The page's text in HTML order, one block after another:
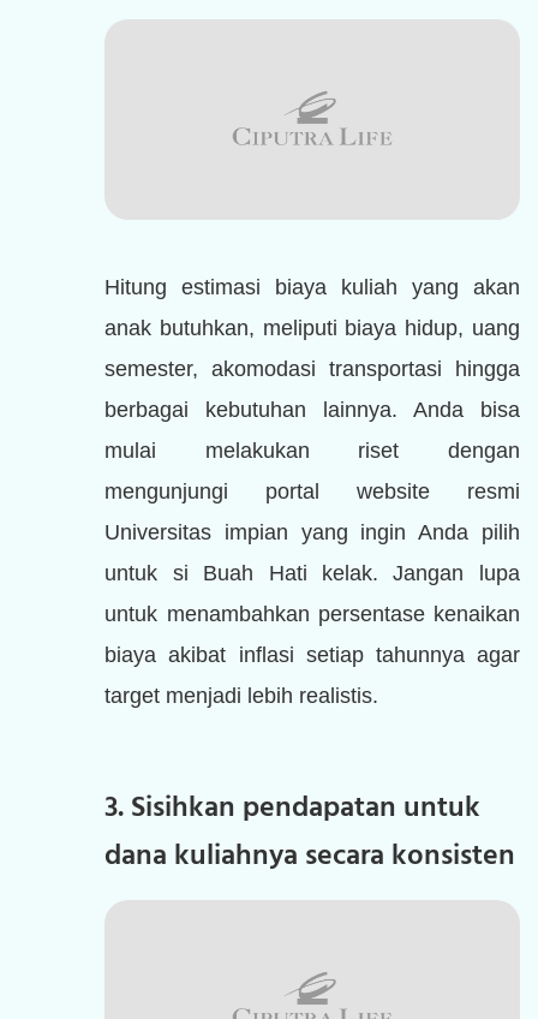
Hitung estimasi biaya kuliah yang akan
anak butuhkan, meliputi biaya hidup, uang
semester, akomodasi transportasi hingga
berbagai kebutuhan lainnya. Anda bisa
mulai melakukan riset dengan
mengunjungi portal website resmi
Universitas impian yang ingin Anda pilih
untuk si Buah Hati kelak. Jangan lupa
untuk menambahkan persentase kenaikan
biaya akibat inflasi setiap tahunnya agar
target menjadi lebih realistis.
3. Sisihkan pendapatan untuk
dana kuliahnya secara konsisten